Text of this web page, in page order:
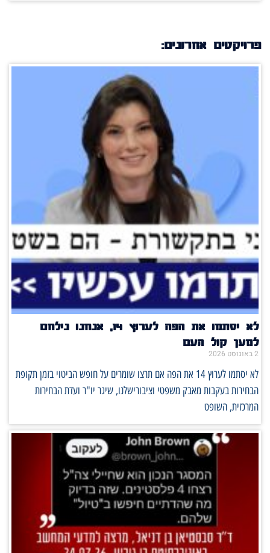
פרויקטים אחרונים:
לא יסתמו את הפה לערוץ 14, אנחנו נילחם
למען קול העם
2 באוגוסט 2026
לא יסתמו לערוץ 14 את הפה אם תרצו שומרים על חופש הביטוי בזמן תקופת
הבחירות בעקבות מאבק משפטי וציבורישלנו, שיגר יו"ר ועדת הבחירות
המרכזית, השופט